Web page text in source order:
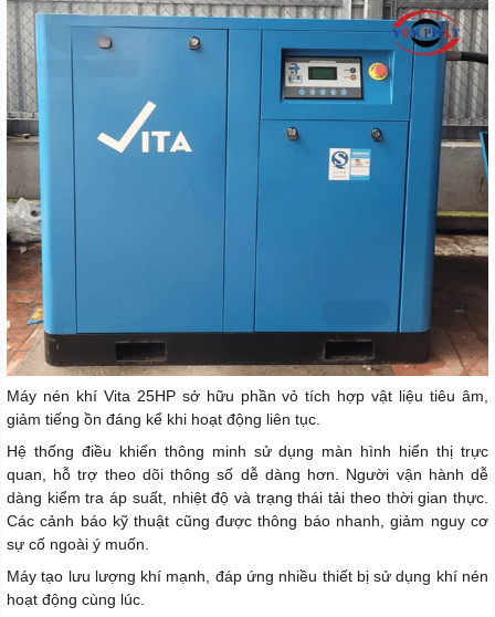
Máy nén khí Vita 25HP sở hữu phần vỏ tích hợp vật liệu tiêu âm,
giảm tiếng ồn đáng kể khi hoạt động liên tục.
Hệ thống điều khiển thông minh sử dụng màn hình hiển thị trực
quan, hỗ trợ theo dõi thông số dễ dàng hơn. Người vận hành dễ
dàng kiểm tra áp suất, nhiệt độ và trạng thái tải theo thời gian thực.
Các cảnh báo kỹ thuật cũng được thông báo nhanh, giảm nguy cơ
sự cố ngoài ý muốn.
Máy tạo lưu lượng khí mạnh, đáp ứng nhiều thiết bị sử dụng khí nén
hoạt động cùng lúc.